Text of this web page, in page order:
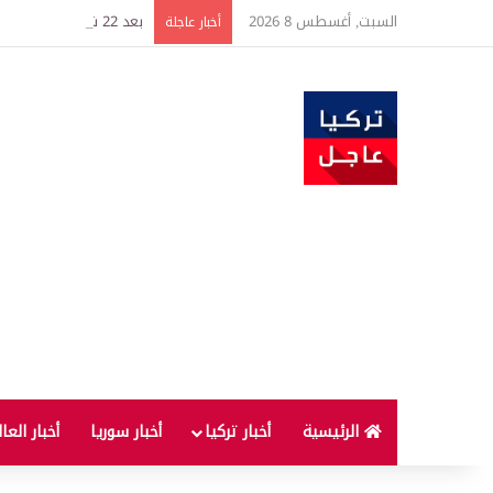
السبت, أغسطس 8 2026 أخبار عاجلة بعد 22 شهراً.. الصين تنفذ أقوى عملية شراء للذهب منذ أكتوبر 2023
الرئيسية أخبار تركيا أخبار سوريا أخبار